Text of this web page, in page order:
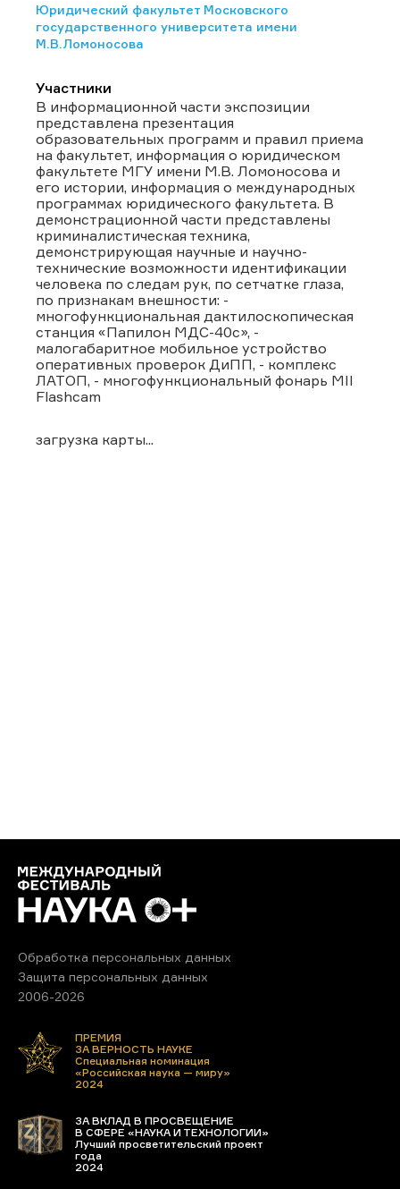
Юридический факультет Московского
государственного университета имени
М.В.Ломоносова
Участники
В информационной части экспозиции
представлена презентация
образовательных программ и правил приема
на факультет, информация о юридическом
факультете МГУ имени М.В. Ломоносова и
его истории, информация о международных
программах юридического факультета. В
демонстрационной части представлены
криминалистическая техника,
демонстрирующая научные и научно-
технические возможности идентификации
человека по следам рук, по сетчатке глаза,
по признакам внешности: -
многофункциональная дактилоскопическая
станция «Папилон МДС-40с», -
малогабаритное мобильное устройство
оперативных проверок ДиПП, - комплекс
ЛАТОП, - многофункциональный фонарь MII
Flashcam
загрузка карты...
Обработка персональных данных
Защита персональных данных
2006-2026
ПРЕМИЯ
ЗА ВЕРНОСТЬ НАУКЕ
Специальная номинация
«Российская наука — миру»
2024
ЗА ВКЛАД В ПРОСВЕЩЕНИЕ
В СФЕРЕ «НАУКА И ТЕХНОЛОГИИ»
Лучший просветительский проект
года
2024